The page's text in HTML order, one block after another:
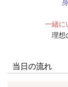
一緒に
理想
当日の流れ